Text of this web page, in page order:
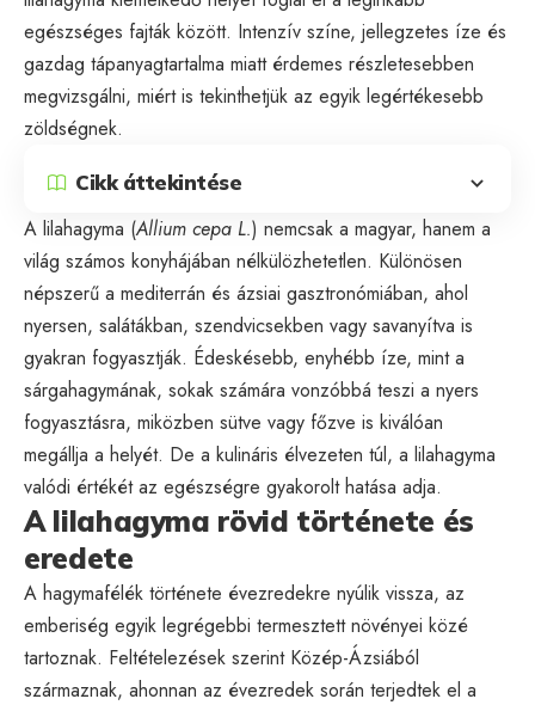
egészséges fajták között. Intenzív színe, jellegzetes íze és
gazdag tápanyagtartalma miatt érdemes részletesebben
megvizsgálni, miért is tekinthetjük az egyik legértékesebb
zöldségnek.
Cikk áttekintése
A lilahagyma (Allium cepa L.) nemcsak a magyar, hanem a
világ számos konyhájában nélkülözhetetlen. Különösen
népszerű a mediterrán és ázsiai gasztronómiában, ahol
nyersen, salátákban, szendvicsekben vagy savanyítva is
gyakran fogyasztják. Édeskésebb, enyhébb íze, mint a
sárgahagymának, sokak számára vonzóbbá teszi a nyers
fogyasztásra, miközben sütve vagy főzve is kiválóan
megállja a helyét. De a kulináris élvezeten túl, a lilahagyma
valódi értékét az egészségre gyakorolt hatása adja.
A lilahagyma rövid története és
eredete
A hagymafélék története évezredekre nyúlik vissza, az
emberiség egyik legrégebbi termesztett növényei közé
tartoznak. Feltételezések szerint Közép-Ázsiából
származnak, ahonnan az évezredek során terjedtek el a